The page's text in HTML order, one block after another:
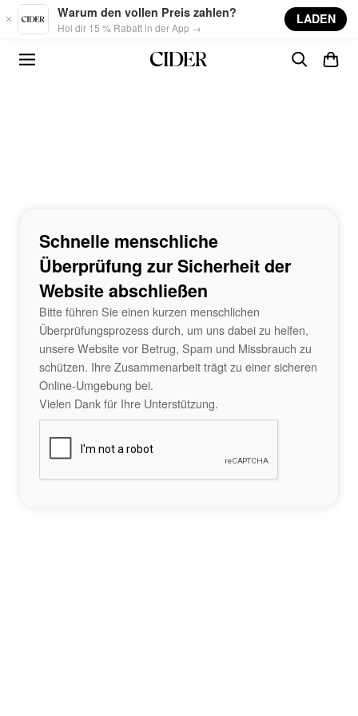
Skip to main content
Warum den vollen Preis zahlen?
Hol dir 15 % Rabatt in der App →
LADEN
Schnelle menschliche
Überprüfung zur Sicherheit der
Website abschließen
Bitte führen Sie einen kurzen menschlichen
Überprüfungsprozess durch, um uns dabei zu helfen,
unsere Website vor Betrug, Spam und Missbrauch zu
schützen. Ihre Zusammenarbeit trägt zu einer sicheren
Online-Umgebung bei.
Vielen Dank für Ihre Unterstützung.